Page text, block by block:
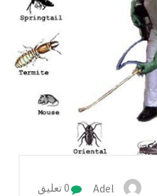
Adel 0 تعليق